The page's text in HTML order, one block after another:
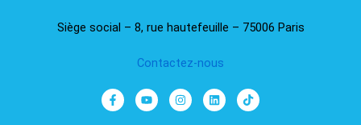
Siège social – 8, rue hautefeuille – 75006 Paris
Contactez-nous
F
a
c
Y
o
u
I
n
s
L
i
n
T
i
k